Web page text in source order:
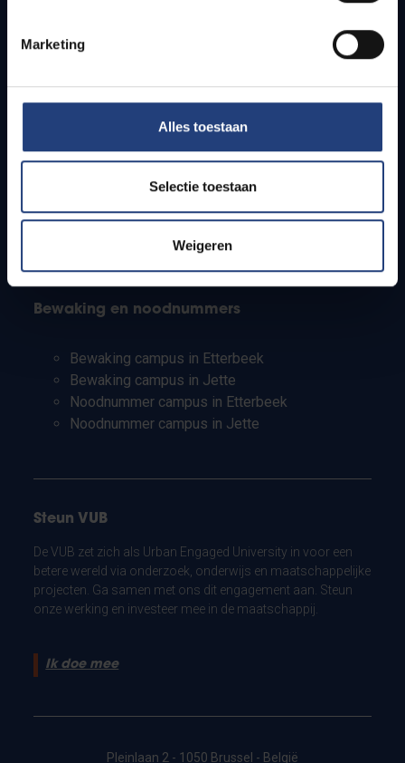
Marketing
Alles toestaan
Selectie toestaan
Weigeren
Studenten
PhD-studenten
Leerkrachten en secundaire scholen
Bewaking en noodnummers
Bewaking campus in Etterbeek
Bewaking campus in Jette
Noodnummer campus in Etterbeek
Noodnummer campus in Jette
Steun VUB
De VUB zet zich als Urban Engaged University in voor een
betere wereld via onderzoek, onderwijs en maatschappelijke
projecten. Ga samen met ons dit engagement aan. Steun
onze werking en investeer mee in de maatschappij.
Ik doe mee
Pleinlaan 2 - 1050 Brussel - België